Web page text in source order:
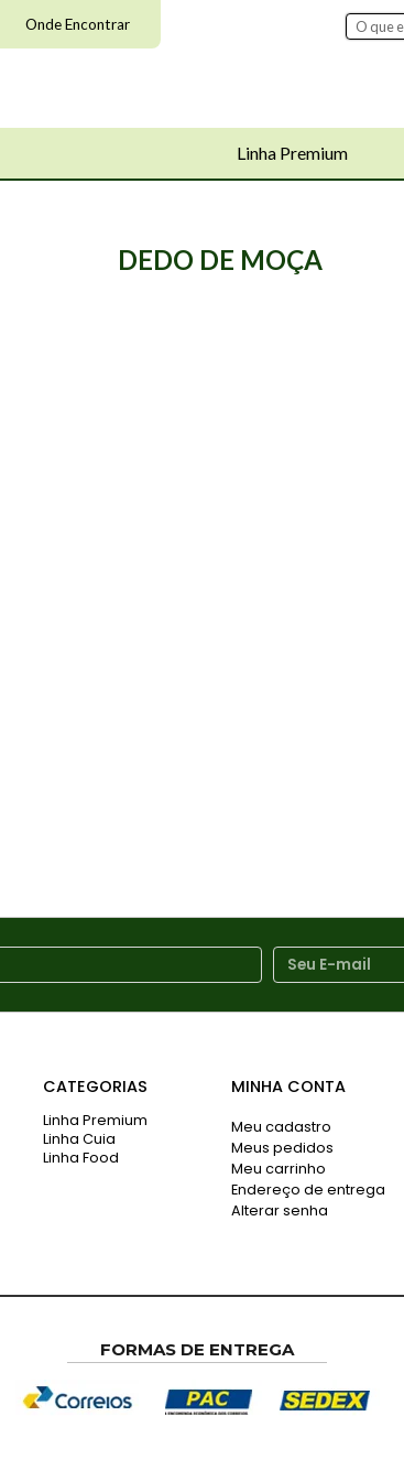
Onde Encontrar
Linha Premium
DEDO DE MOÇA
CATEGORIAS
Linha Premium
Linha Cuia
Linha Food
MINHA CONTA
Meu cadastro
Meus pedidos
Meu carrinho
Endereço de entrega
Alterar senha
FORMAS DE ENTREGA